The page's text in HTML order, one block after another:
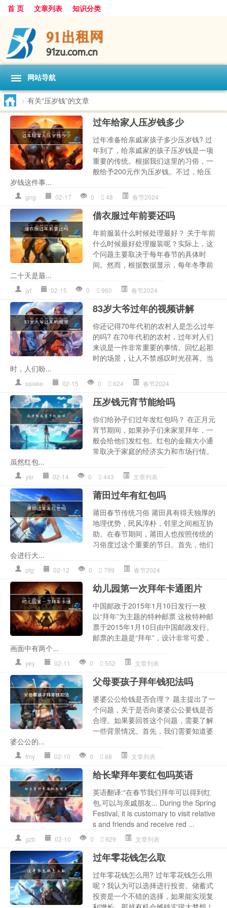
首 页 文章列表 知识分类
网站导航
> 有关“压岁钱”的文章
过年给家人压岁钱多少
过年准备给亲戚家孩子多少压岁钱? 过
年到了，给亲戚家的孩子压岁钱是一项
重要的传统。根据我们这里的习俗，一
般给予200元作为压岁钱。不过，给压
岁钱这件事...
gng 02-17 0 48 春节2024
借衣服过年前要还吗
年前服装什么时候处理最好？ 关于年前
什么时候最好处理服装呢？实际上，这
个问题主要取决于每年春节的具体时
间。然而，根据数据显示，每年冬季前
二十天是最...
jyf 02-15 0 960 春节2024
83岁大爷过年的视频讲解
你还记得70年代初的农村人是怎么过年
的吗? 在70年代初的农村，过年对人们
来说是一件非常重要的事情。回忆起那
时的场景，让人不禁感叹时光荏苒。当
时，人们盼...
sslake 02-15 0 624 春节2024
压岁钱元宵节能给吗
你们给孙子们过年发红包吗？ 在正月元
宵节期间，如果孙子们来家里拜年，一
般会给他们发红包。红包的金额大小通
常取决于家庭的经济实力和市场行情。
虽然红包...
ysr 02-14 0 443 文章列表
莆田过年有红包吗
莆田春节传统习俗 莆田具有得天独厚的
地理优势，民风淳朴，邻里之间相互协
助。在春节期间，莆田人也按照传统的
习俗度过这个重要的节日。首先，他们
会进行大...
ptg 02-12 0 799 春节2024
幼儿园第一次拜年卡通图片
中国邮政于2015年1月10日发行一枚
以“拜年”为主题的特种邮票 这枚特种邮
票于2015年1月10日由中国邮政发行。
邮票的主题是“拜年”，设计非常可爱，
画面中有两个...
yey 02-11 0 552 文章列表
父母要孩子拜年钱犯法吗
婆婆公公给钱是否合理？ 题主提出了一
个问题，关于是否向婆婆公公要钱是否
合理。如果要回答这个问题，需要了解
一些背景情况。首先，我们需要知道婆
婆公公的...
fmy 02-10 0 88 文章列表
给长辈拜年要红包吗英语
英语翻译:“在春节我们拜年可以得到红
包,可以与亲戚朋友... During the Spring
Festival, it is customary to visit relative
s and friends and receive red ...
gzb 02-10 0 929 文章列表
过年零花钱怎么取
过年零花钱怎么用? 过年零花钱怎么用
呢？我认为可以选择进行投资。储蓄式
投资是一个不错的选择，如果能实现复